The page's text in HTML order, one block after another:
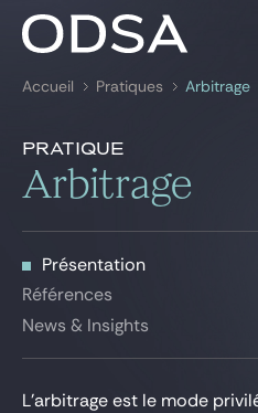
Rechercher par
Avocats
Pratiques
News &
Nous
Accueil Pratiques Arbitrage
Pratique
Arbitrage
Présentation
Présentation
Références
News & Insights
Présentation
Références
News & Insights
L’arbitrage est le mode